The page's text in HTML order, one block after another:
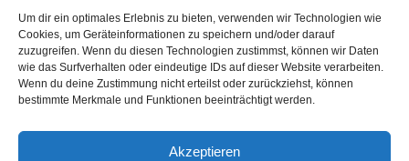
Um dir ein optimales Erlebnis zu bieten, verwenden wir Technologien wie
Cookies, um Geräteinformationen zu speichern und/oder darauf
zuzugreifen. Wenn du diesen Technologien zustimmst, können wir Daten
wie das Surfverhalten oder eindeutige IDs auf dieser Website verarbeiten.
Wenn du deine Zustimmung nicht erteilst oder zurückziehst, können
bestimmte Merkmale und Funktionen beeinträchtigt werden.
Akzeptieren
Leonie Haubrich Lilly Labord Livia Pipes
Malin Blunk Marcus Hünnebeck Martin Krist
Melisa Schwermer Nele Bruun Nika Lubitsch
Noah Fitz Nora Amelie René Junge
Subina Giuletti